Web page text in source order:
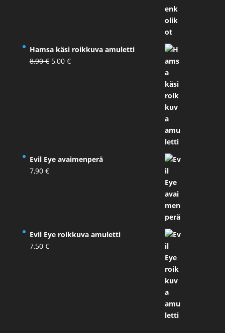
Hamsa käsi roikkuva amuletti
8,90€ Alkuperäinen
5,00 €Nykyinen
Evil Eye avaimenperä
7,90 €
Evil Eye roikkuva amuletti
7,50 €